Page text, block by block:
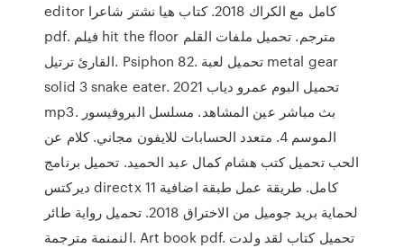
editor كامل مع الكراك 2018. كتاب هيا نشتر شاعرا
pdf. فيلم hit the floor مترجم. تحميل ملفات القلم
القارئ ترتيل. Psiphon 82. تحميل لعبة metal gear
solid 3 snake eater. تحميل البوم عمرو دياب 2021
mp3. بث مباشر عين المشاهد. مسلسل البروفيسور
الموسم 4. متعدد الحسابات للايفون مجاني. كلام عن
الحب تحميل كتب هشام كمال عبد الحميد. تحميل برنامج
ديركتس directx 11 كامل. طريقة عمل طبقة اضافية
لحماية بريد جوميل من الاختراق 2018. تحميل رواية طائر
النمنمة مترجمة. Art book pdf. تحميل كتاب لقد ولدت